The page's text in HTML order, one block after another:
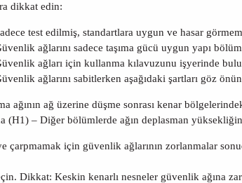
dikkat edin:
test edilmiş, standartlara uygun ve hasar
ağlarını sadece taşıma gücü uygun yapı
ağları için kullanma kılavuzunu işyerinde
ağlarını sabitlerken aşağıdaki şartları göz
ağının ağ üzerine düşme sonrası kenar
(H1) – Diğer bölümlerde ağın deplasman
için güvenlik ağlarının zorlanmalar
Dikkat: Keskin kenarlı nesneler güvenlik ağına